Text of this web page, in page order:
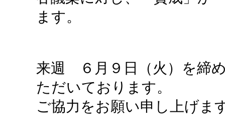
ます。
来週 ６月９日（火）を締
ただいております。
ご協力をお願い申し上げま